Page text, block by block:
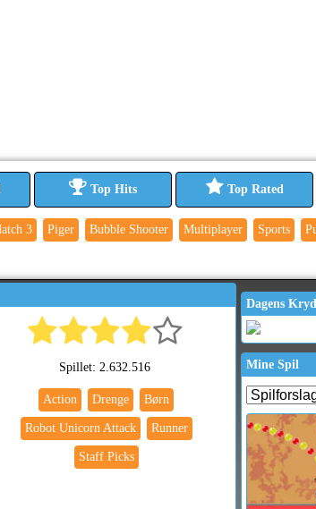
Top Hits Top Rated
3 Piger Bubble Shooter Multiplayer Sports
Spillet: 2.632.516
Action Drenge Børn
Robot Unicorn Attack Runner
Staff Picks
Dagens
Mine Spil